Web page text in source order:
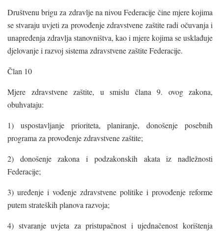
Društvenu brigu za zdravlje na nivou Federacije čine mjere kojima
se stvaraju uvjeti za provođenje zdravstvene zaštite radi očuvanja i
unapređenja zdravlja stanovništva, kao i mjere kojima se usklađuje
djelovanje i razvoj sistema zdravstvene zaštite Federacije.
Član 10
Mjere zdravstvene zaštite, u smislu člana 9. ovog zakona,
obuhvataju:
1) uspostavljanje prioriteta, planiranje, donošenje posebnih
programa za provođenje zdravstvene zaštite;
2) donošenje zakona i podzakonskih akata iz nadležnosti
Federacije;
3) uređenje i vođenje zdravstvene politike i provođenje reforme
putem strateških planova razvoja;
4) stvaranje uvjeta za pristupačnost i ujednačenost korištenja